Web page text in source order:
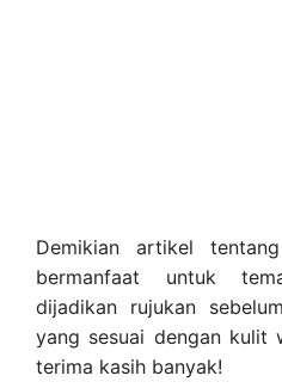
Demikian artikel
bermanfaat untuk
dijadikan rujukan
yang sesuai dengan kulit
terima kasih banyak!